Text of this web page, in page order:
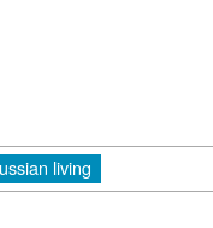
living